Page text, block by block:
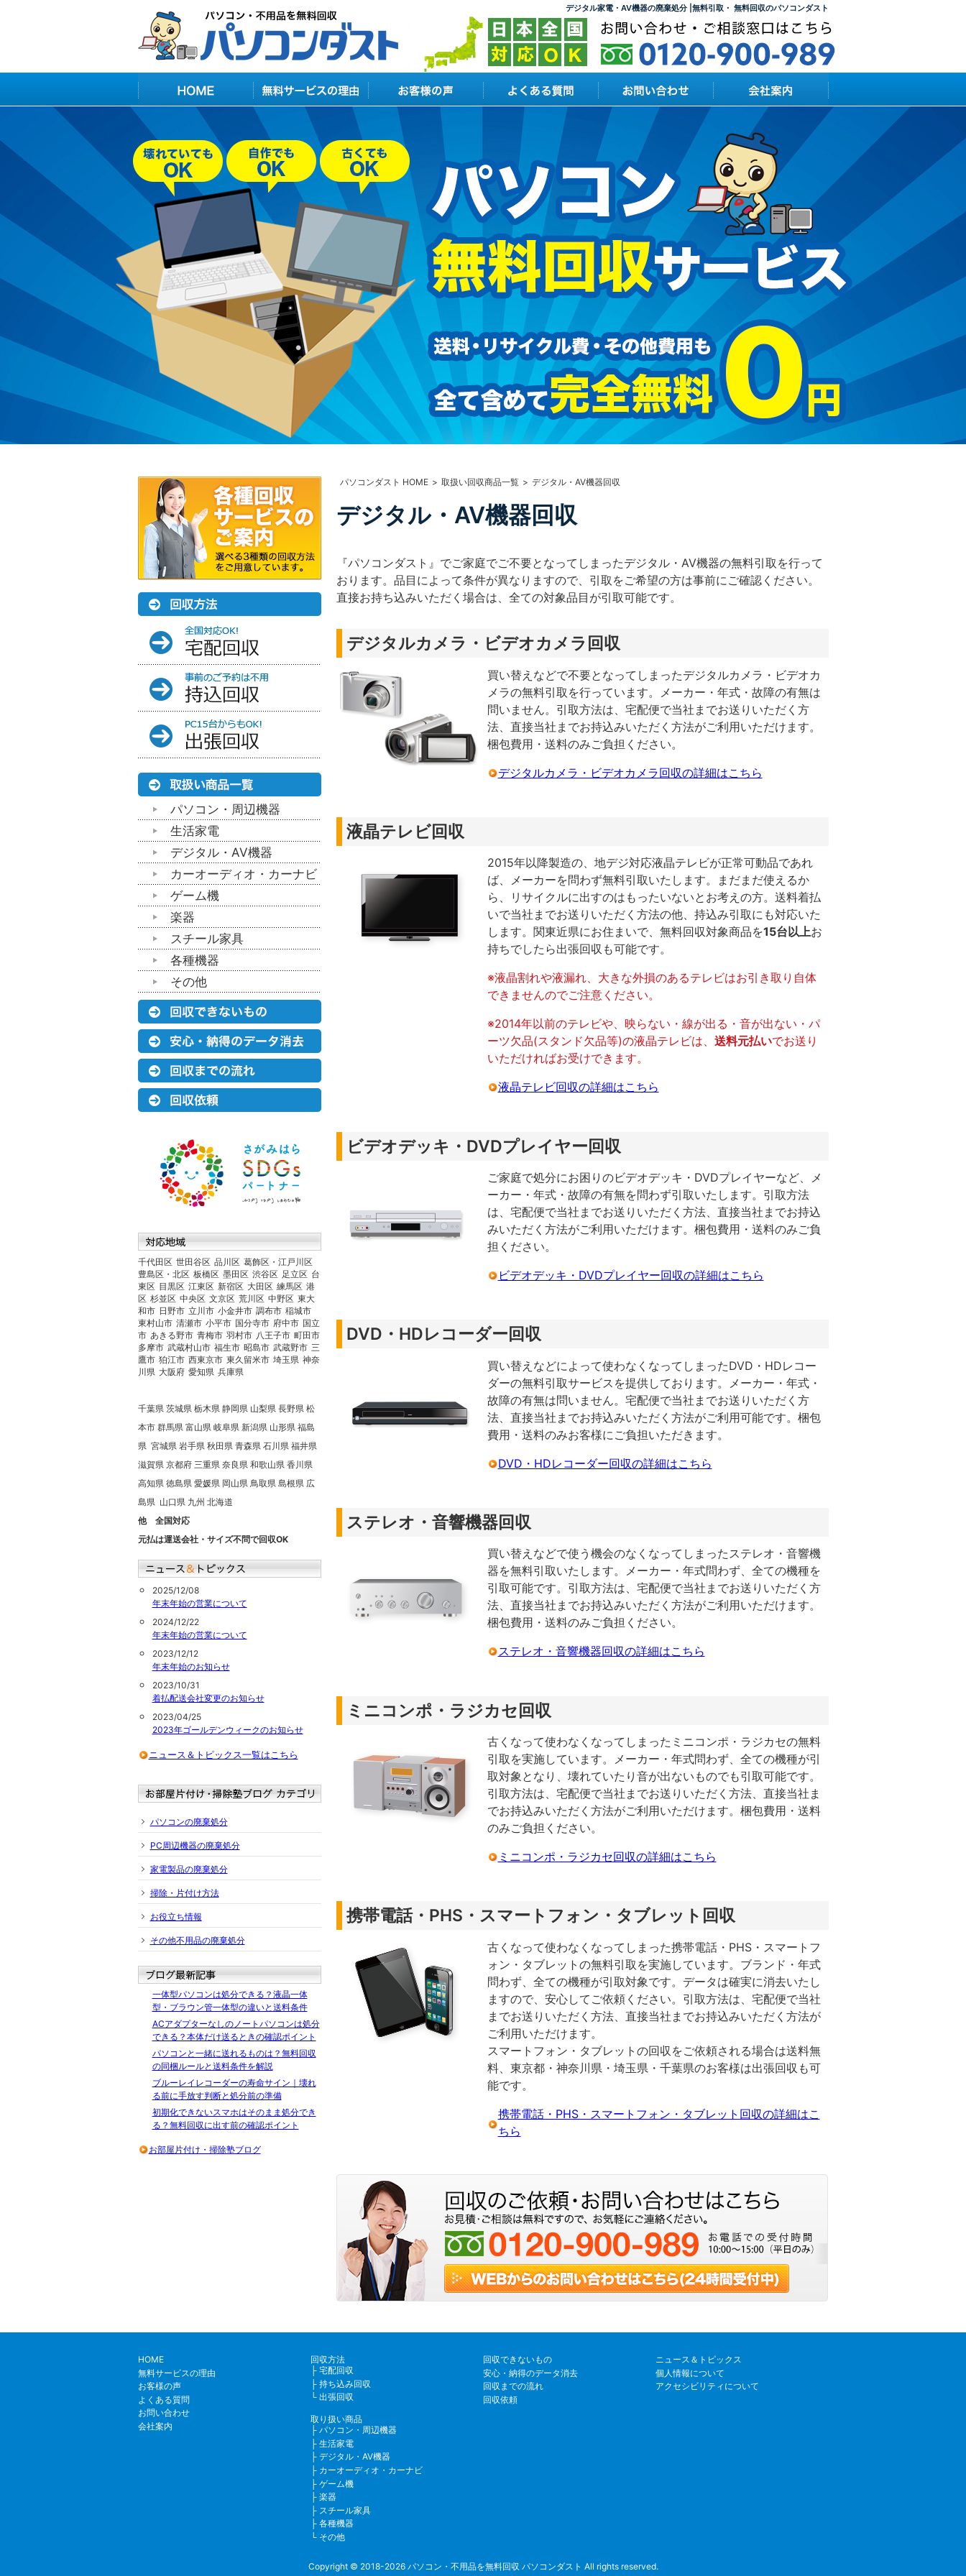
デジタル家電・AV機器の廃棄処分 |無料引取・ 無料回収のパソコンダスト
デジタル・AV機器回収
『パソコンダスト』でご家庭でご不要となってしまったデジタル・AV機器の無料引取を行って
おります。品目によって条件が異なりますので、引取をご希望の方は事前にご確認ください。
直接お持ち込みいただく場合は、全ての対象品目が引取可能です。
デジタルカメラ・ビデオカメラ回収
買い替えなどで不要となってしまったデジタルカメラ・ビデオカ
メラの無料引取を行っています。メーカー・年式・故障の有無は
問いません。引取方法は、宅配便で当社までお送りいただく方
法、直接当社までお持込みいただく方法がご利用いただけます。
梱包費用・送料のみご負担ください。
デジタルカメラ・ビデオカメラ回収の詳細はこちら
液晶テレビ回収
2015年以降製造の、地デジ対応液晶テレビが正常可動品であれ
ば、メーカーを問わず無料引取いたします。まだまだ使えるか
ら、リサイクルに出すのはもったいないとお考えの方。送料着払
いで当社までお送りいただく方法の他、持込み引取にも対応いた
します。関東近県にお住まいで、無料回収対象商品を15台以上お
持ちでしたら出張回収も可能です。
※液晶割れや液漏れ、大きな外損のあるテレビはお引き取り自体
できませんのでご注意ください。
※2014年以前のテレビや、映らない・線が出る・音が出ない・パ
ーツ欠品(スタンド欠品等)の液晶テレビは、 送料元払いでお送り
いただければお受けできます。
液晶テレビ回収の詳細はこちら
ビデオデッキ・DVDプレイヤー回収
ご家庭で処分にお困りのビデオデッキ・DVDプレイヤーなど、メ
ーカー・年式・故障の有無を問わず引取いたします。引取方法
は、宅配便で当社までお送りいただく方法、直接当社までお持込
みいただく方法がご利用いただけます。梱包費用・送料のみご負
担ください。
ビデオデッキ・DVDプレイヤー回収の詳細はこちら
DVD・HDレコーダー回収
買い替えなどによって使わなくなってしまったDVD・HDレコー
ダーの無料引取サービスを提供しております。メーカー・年式・
故障の有無は問いません。宅配便で当社までお送りいただく方
法、直接当社までお持込みいただく方法がご利用可能です。梱包
費用・送料のみお客様にご負担いただきます。
DVD・HDレコーダー回収の詳細はこちら
ステレオ・音響機器回収
買い替えなどで使う機会のなくなってしまったステレオ・音響機
器を無料引取いたします。メーカー・年式問わず、全ての機種を
引取可能です。引取方法は、宅配便で当社までお送りいただく方
法、直接当社までお持込みいただく方法がご利用いただけます。
梱包費用・送料のみご負担ください。
ステレオ・音響機器回収の詳細はこちら
ミニコンポ・ラジカセ回収
古くなって使わなくなってしまったミニコンポ・ラジカセの無料
引取を実施しています。メーカー・年式問わず、全ての機種が引
取対象となり、壊れていたり音が出ないものでも引取可能です。
引取方法は、宅配便で当社までお送りいただく方法、直接当社ま
でお持込みいただく方法がご利用いただけます。梱包費用・送料
のみご負担ください。
ミニコンポ・ラジカセ回収の詳細はこちら
携帯電話・PHS・スマートフォン・タブレット回収
古くなって使わなくなってしまった携帯電話・PHS・スマートフ
ォン・タブレットの無料引取を実施しています。ブランド・年式
問わず、全ての機種が引取対象です。データは確実に消去いたし
ますので、安心してご依頼ください。引取方法は、宅配便で当社
までお送りいただく方法、直接当社までお持込みいただく方法が
ご利用いただけます。
スマートフォン・タブレットの回収をご依頼される場合は送料無
料、東京都・神奈川県・埼玉県・千葉県のお客様は出張回収も可
能です。
携帯電話・PHS・スマートフォン・タブレット回収の詳細はこ
ちら
パソコンダスト HOME 取扱い回収商品一覧 デジタル・AV機器回収
パソコン・周辺機器
生活家電
デジタル・AV機器
カーオーディオ・カーナビ
ゲーム機
楽器
スチール家具
各種機器
その他
千代田区 世田谷区 品川区 葛飾区・江戸川区
豊島区・北区 板橋区 墨田区 渋谷区 足立区 台
東区 目黒区 江東区 新宿区 大田区 練馬区 港
区 杉並区 中央区 文京区 荒川区 中野区 東大
和市 日野市 立川市 小金井市 調布市 稲城市
東村山市 清瀬市 小平市 国分寺市 府中市 国立
市 あきる野市 青梅市 羽村市 八王子市 町田市
多摩市 武蔵村山市 福生市 昭島市 武蔵野市 三
鷹市 狛江市 西東京市 東久留米市 埼玉県 神奈
川県 大阪府 愛知県 兵庫県
千葉県 茨城県 栃木県 静岡県 山梨県 長野県 松
本市 群馬県 富山県 岐阜県 新潟県 山形県 福島
県 宮城県 岩手県 秋田県 青森県 石川県 福井県
滋賀県 京都府 三重県 奈良県 和歌山県 香川県
高知県 徳島県 愛媛県 岡山県 鳥取県 島根県 広
島県 山口県 九州 北海道
他 全国対応
元払は運送会社・サイズ不問で回収OK
2025/12/08
年末年始の営業について
2024/12/22
年末年始の営業について
2023/12/12
年末年始のお知らせ
2023/10/31
着払配送会社変更のお知らせ
2023/04/25
2023年ゴールデンウィークのお知らせ
ニュース＆トピックス一覧はこちら
パソコンの廃棄処分
PC周辺機器の廃棄処分
家電製品の廃棄処分
掃除・片付け方法
お役立ち情報
その他不用品の廃棄処分
一体型パソコンは処分できる？液晶一体
型・ブラウン管一体型の違いと送料条件
ACアダプターなしのノートパソコンは処分
できる？本体だけ送るときの確認ポイント
パソコンと一緒に送れるものは？無料回収
の同梱ルールと送料条件を解説
ブルーレイレコーダーの寿命サイン｜壊れ
る前に手放す判断と処分前の準備
初期化できないスマホはそのまま処分でき
る？無料回収に出す前の確認ポイント
お部屋片付け・掃除塾ブログ
HOME
無料サービスの理由
お客様の声
よくある質問
お問い合わせ
会社案内
回収方法
宅配回収
持ち込み回収
出張回収
取り扱い商品
パソコン・周辺機器
生活家電
デジタル・AV機器
カーオーディオ・カーナビ
ゲーム機
楽器
スチール家具
各種機器
その他
回収できないもの
安心・納得のデータ消去
回収までの流れ
回収依頼
ニュース＆トピックス
個人情報について
アクセシビリティについて
Copyright © 2018-2026 パソコン・不用品を無料回収 パソコンダスト All rights reserved.